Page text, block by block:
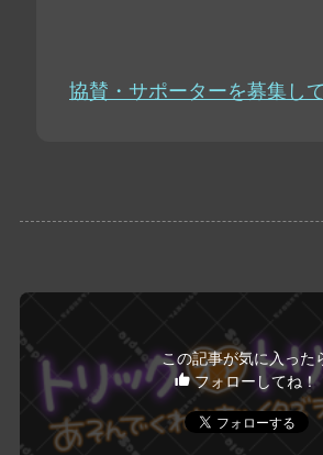
協賛・サポーターを募集し
この記事が気に入った
フォローしてね！